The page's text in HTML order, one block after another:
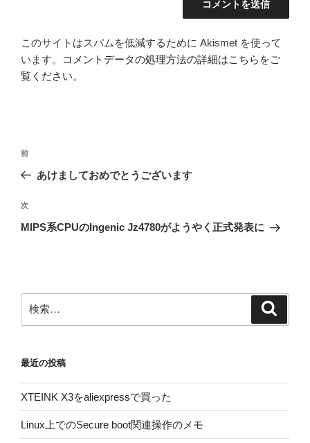
このサイトはスパムを低減するために Akismet を使って
います。
コメントデータの処理方法の詳細はこちらをご
覧ください。
投
ビ
ゲ
ン
前
の
稿
前
あけましておめでとうございます
次
の
次
MIPS系CPUのIngenic Jz4780がようやく正式発表に
索:
最近の投稿
XTEINK X3をaliexpressで買った
Linux上でのSecure boot関連操作のメモ